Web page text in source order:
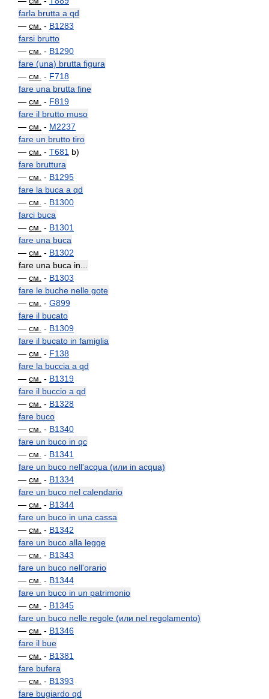
farla brutta a qd
— см. - B1283
farsi brutto
— см. - B1290
fare (una) brutta figura
— см. - F718
fare una brutta fine
— см. - F819
fare il brutto muso
— см. - M2237
fare un brutto tiro
— см. - T681 b)
fare bruttura
— см. - B1295
fare la buca a qd
— см. - B1300
farci buca
— см. - B1301
fare una buca
— см. - B1302
fare una buca in...
— см. - B1303
fare le buche nelle gote
— см. - G899
fare il bucato
— см. - B1309
fare il bucato in famiglia
— см. - F138
fare la buccia a qd
— см. - B1319
fare il buccio a qd
— см. - B1328
fare buco
— см. - B1340
fare un buco in qc
— см. - B1341
fare un buco nell'acqua (или in acqua)
— см. - B1334
fare un buco nel calendario
— см. - B1344
fare un buco in una cassa
— см. - B1342
fare un buco alla legge
— см. - B1343
fare un buco nell'orario
— см. - B1344
fare un buco in un patrimonio
— см. - B1345
fare un buco nelle regole (или nel regolamento)
— см. - B1346
fare il bue
— см. - B1381
fare bufera
— см. - B1393
fare bugiardo qd